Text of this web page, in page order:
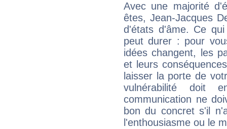
Avec une majorité
êtes, Jean-Jacques
d'états d'âme. Ce
peut durer : pour
idées changent, les
et leurs
laisser la porte de
vulnérabilité doit
communication ne
bon du concret s'il
l'enthousiasme ou le